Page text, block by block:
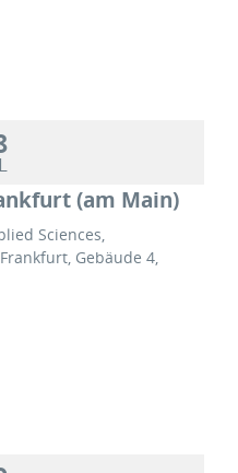
(am Main)
Sciences,
Gebäude 4,